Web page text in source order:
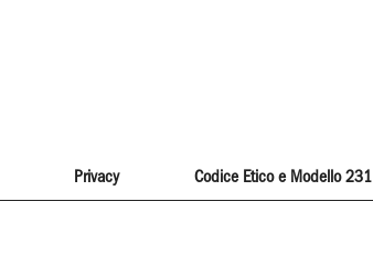
Privacy Codice Etico e Modello 231